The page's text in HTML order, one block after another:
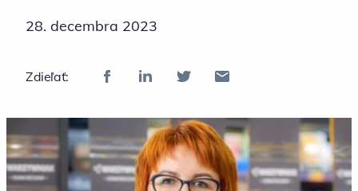
28. decembra 2023
Zdieľať: